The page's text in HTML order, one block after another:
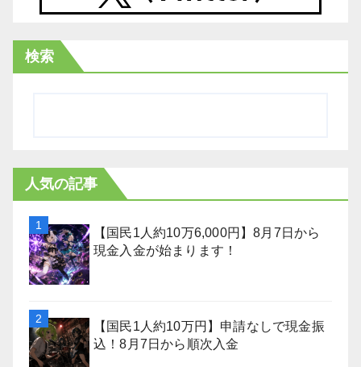
検索
人気の記事
【国民1人約10万6,000円】8月7日から
現金入金が始まります！
【国民1人約10万円】申請なしで現金振
込！8月7日から順次入金